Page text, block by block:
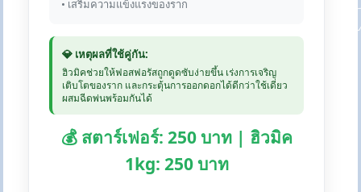
• เสริมความแข็งแรงของราก
💎 เหตุผลที่ใช้คู่กัน:
ฮิวมิคช่วยให้ฟอสฟอรัสถูกดูดซับง่ายขึ้น เร่งการเจริญ
เติบโตของราก และกระตุ้นการออกดอกได้ดีกว่าใช้เดี่ยว
ผสมฉีดพ่นพร้อมกันได้
💰 สตาร์เฟอร์: 250 บาท | ฮิวมิค
1kg: 250 บาท